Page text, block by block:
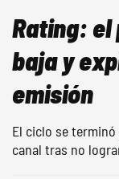
Rating: el
baja y
emisión
El ciclo se
canal tras no